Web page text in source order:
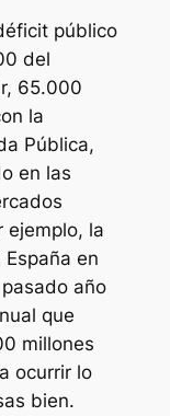
público
del
65.000
la
Pública,
en las
ejemplo, la
en
año
que
millones
ocurrir lo
bien.